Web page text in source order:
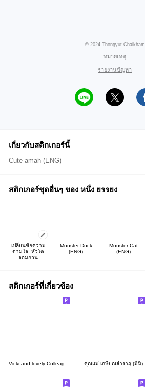
© 2024 Thongyut Chaikham
หมายเหตุ
รายงานปัญหา
เกี่ยวกับสติกเกอร์นี้
Cute amah (ENG)
สติกเกอร์ชุดอื่นๆ ของ หนึ่ง ยรรยง
เปลี่ยนข้อความ
ตามใจ: หัวโต
จอมกวน
Monster Duck
(ENG)
Monster Cat
(ENG)
สติกเกอร์ที่เกี่ยวข้อง
Vicki and lovely Colleagues คุณแม่:เกษียณสำราญ(มินิ)